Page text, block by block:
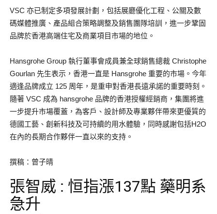
VSC 亦已制定多項發展計劃，包括展廳優化工程、公關及數
碼媒體推廣、產品組合策略調整及銷售團隊培訓，進一步鞏固
品牌於香港高端住宅及商業項目市場的地位。
Hansgrohe Group 執行董事會成員兼全球銷售總裁 Christophe
Gourlan 先生表示，香港一直是 Hansgrohe 重要的市場。今年
適逢品牌成立 125 周年，是重申對香港長遠承諾的重要時刻。
隨著 VSC 成為 hansgrohe 品牌的香港授權經銷商，集團將進
一步提升市場覆蓋，為客戶、設計師及專業夥伴帶來更優質的
德國工藝、創新科技及可持續的用水體驗，同時感謝包括H2O
在內的長期合作夥伴一直以來的支持。
撰稿：曾子晴
張智威 : 恒指漲137點 藥明系
急升